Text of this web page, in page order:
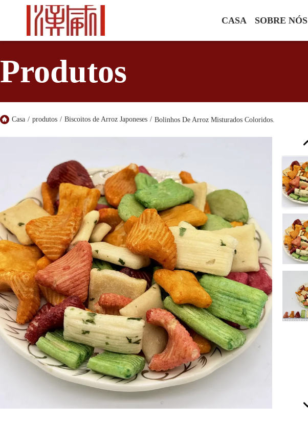
CASA SOBRE NÓS
Produtos
Casa / produtos / Biscoitos de Arroz Japoneses / Bolinhos De Arroz Misturados Coloridos.